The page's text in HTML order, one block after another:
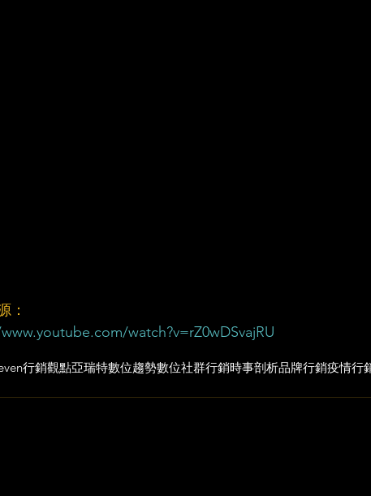
：
watch?v=rZ0wDSvajRU​
行銷觀點亞瑞特數位趨勢數位社群行銷時事剖析品牌行銷疫情行